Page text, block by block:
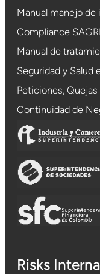
Manual manejo
Compliance
Manual de
Seguridad y Salud
Peticiones, Quejas
Continuidad de
Risks